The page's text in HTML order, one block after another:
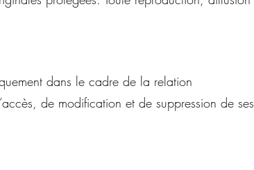
dans le cadre de la relation
de modification et de suppression de ses